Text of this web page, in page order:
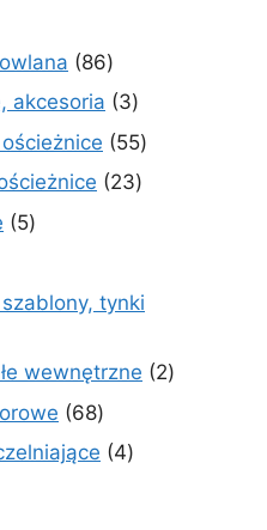
8686
produktów
akcesoria 33
produkty
5555
produktów
2323
55
tynki
wewnętrzne 22
6868
produktów
44